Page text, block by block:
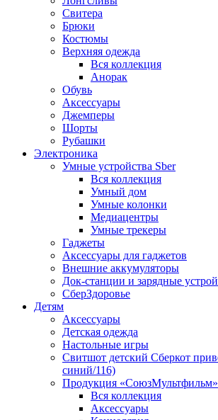
Свитера
Брюки
Костюмы
Верхняя одежда
Вся коллекция
Анорак
Обувь
Аксессуары
Джемперы
Шорты
Рубашки
Электроника
Умные устройства Sber
Вся коллекция
Умный дом
Умные колонки
Медиацентры
Умные трекеры
Гаджеты
Аксессуары для гаджетов
Внешние аккумуляторы
Док-станции и зарядные
СберЗдоровье
Детям
Аксессуары
Детская одежда
Настольные игры
Свитшот детский Сберкот
синий/116)
Продукция «СоюзМультфильм»
Вся коллекция
Аксессуары